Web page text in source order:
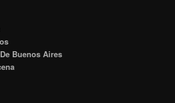
Buenos Aires